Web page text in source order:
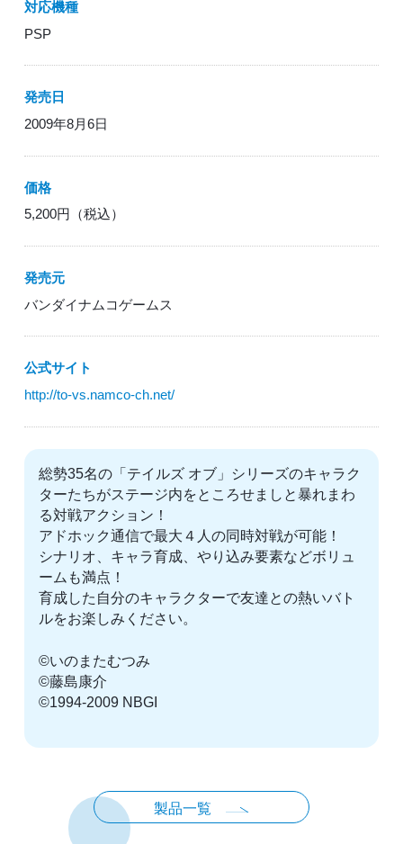
対応機種
PSP
発売日
2009年8月6日
価格
5,200円（税込）
発売元
バンダイナムコゲームス
公式サイト
http://to-vs.namco-ch.net/
総勢35名の「テイルズ オブ」シリーズのキャラク
ターたちがステージ内をところせましと暴れまわ
る対戦アクション！
アドホック通信で最大４人の同時対戦が可能！
シナリオ、キャラ育成、やり込み要素などボリュ
ームも満点！
育成した自分のキャラクターで友達との熱いバト
ルをお楽しみください。
©いのまたむつみ
©藤島康介
©1994-2009 NBGI
製品一覧